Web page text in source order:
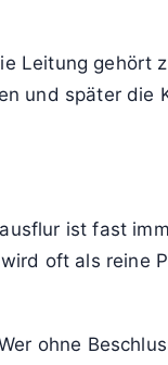
Leitung gehört
und später die
ist fast
oft als reine
ohne